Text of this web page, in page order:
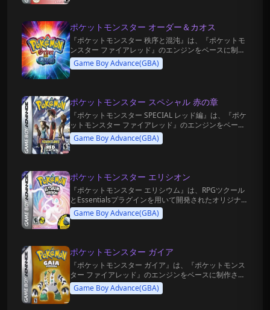
ポケットモンスター オーダー＆カオス
『ポケットモンスター 秩序と混沌』は、『ポケットモ
ンスター ファイアレッド』のエンジンをベースに制作
された、ストーリー重視のファンメイド（改造）ゲー
ムです。
Game Boy Advance(GBA)
ポケットモンスター スペシャル 赤の章
『ポケットモンスター SPECIAL レッド編』は、『ポケ
ットモンスター ファイアレッド』のエンジンをベース
に大規模な改造を施した、最高峰のストーリー重視型
ファンゲームです。
Game Boy Advance(GBA)
ポケットモンスター エリシオン
『ポケットモンスター エリシウム』は、RPGツクール
とEssentialsプラグインを用いて開発されたオリジナル
のファンゲームです。
Game Boy Advance(GBA)
ポケットモンスター ガイア
『ポケットモンスター ガイア』は、『ポケットモンス
ター ファイアレッド』のエンジンをベースに制作され
た、最高峰のクオリティを誇るオリジナル・ハックロ
ム（同人改版ゲーム）です。
Game Boy Advance(GBA)